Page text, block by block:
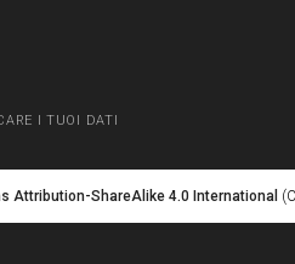
I TUOI DATI
Attribution-ShareAlike 4.0 International